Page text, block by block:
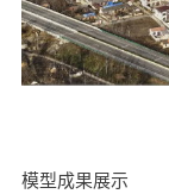
模型成果展示